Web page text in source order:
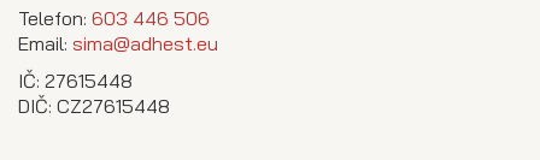
Telefon: 603 446 506
Email: sima@adhest.eu
IČ: 27615448
DIČ: CZ27615448